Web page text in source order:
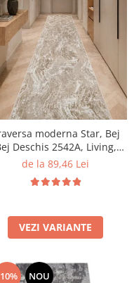
moderna Star, Bej
Deschis 2542A, Living,
Hol, 100 x 200 cm
de la 89,46 Lei
VEZI VARIANTE
NOU